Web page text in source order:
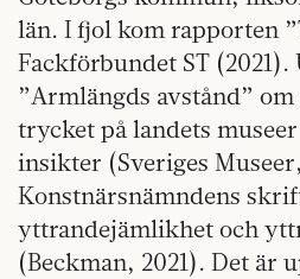
län. I fjol kom rapporten
Fackförbundet ST
”Armlängds avstånd”
trycket på landets
insikter (Sveriges
Konstnärsnämndens
yttrandejämlikhet och
(Beckman, 2021). Det är